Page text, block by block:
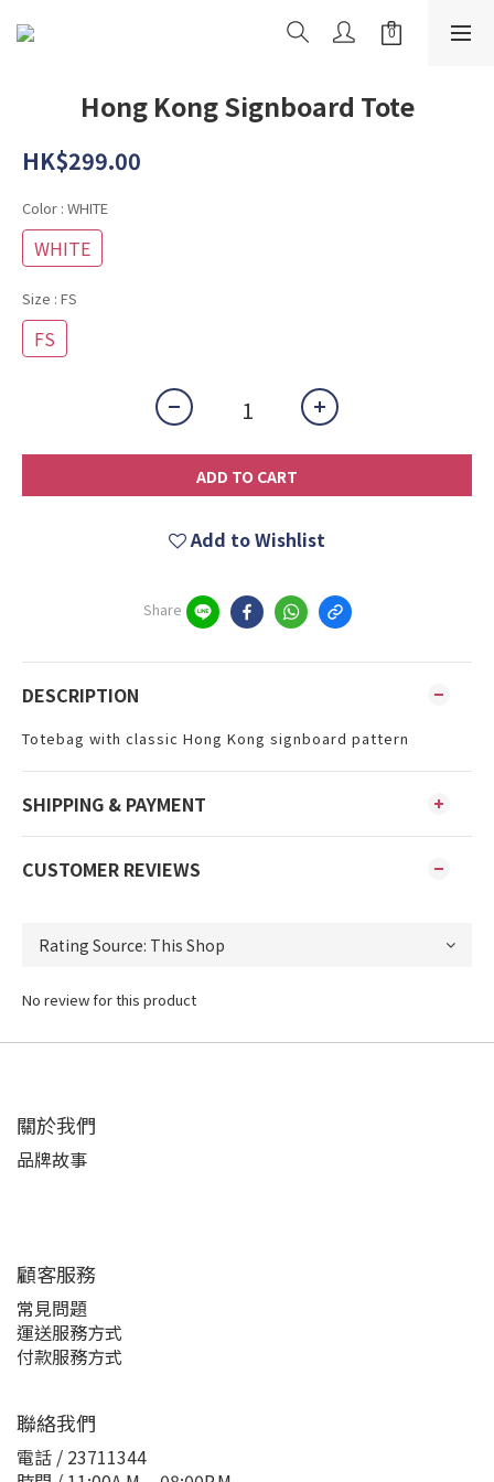
Hong Kong Signboard Tote
HK$299.00
Color : WHITE
WHITE
Size : FS
FS
ADD TO CART
Add to Wishlist
Share
DESCRIPTION
Totebag with classic Hong Kong signboard pattern
SHIPPING & PAYMENT
CUSTOMER REVIEWS
No review for this product
關於我們
品牌故事
顧客服務
常見問題
運送服務方式
付款服務方式
聯絡我們
電話 / 23711344